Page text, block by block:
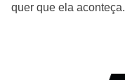
quer que ela aconteça.